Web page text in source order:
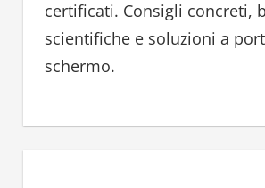
certificati. Consigli concreti,
scientifiche e soluzioni a
schermo.